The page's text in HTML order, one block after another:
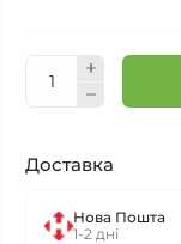
Доставка
Нова Пошта
1-2 дні